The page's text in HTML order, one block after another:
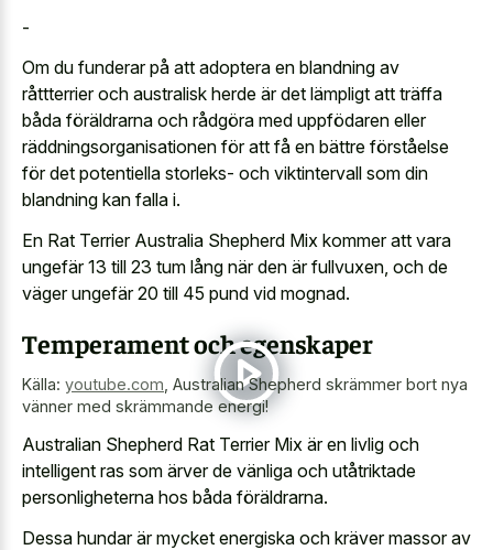
-
Om du funderar på att adoptera en blandning av
råttterrier och australisk herde är det lämpligt att träffa
båda föräldrarna och rådgöra med uppfödaren eller
räddningsorganisationen för att få en bättre förståelse
för det potentiella storleks- och viktintervall som din
blandning kan falla i.
En Rat Terrier Australia Shepherd Mix kommer att vara
ungefär 13 till 23 tum lång när den är fullvuxen, och de
väger ungefär 20 till 45 pund vid mognad.
Temperament och egenskaper
Källa: youtube.com Australian Shepherd skrämmer bort nya
vänner med skrämmande energi!
Australian Shepherd Rat Terrier Mix är en livlig och
intelligent ras som ärver de vänliga och utåtriktade
personligheterna hos båda föräldrarna.
Dessa hundar är mycket energiska och kräver massor av